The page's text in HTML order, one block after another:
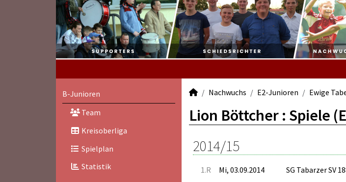
B-Junioren
Team
Kreisoberliga
Spielplan
Statistik
Nachwuchs E2-Junioren Ewige
Lion Böttcher : Spiele
2014/15
1.R Mi, 03.09.2014 SG Tabarzer SV